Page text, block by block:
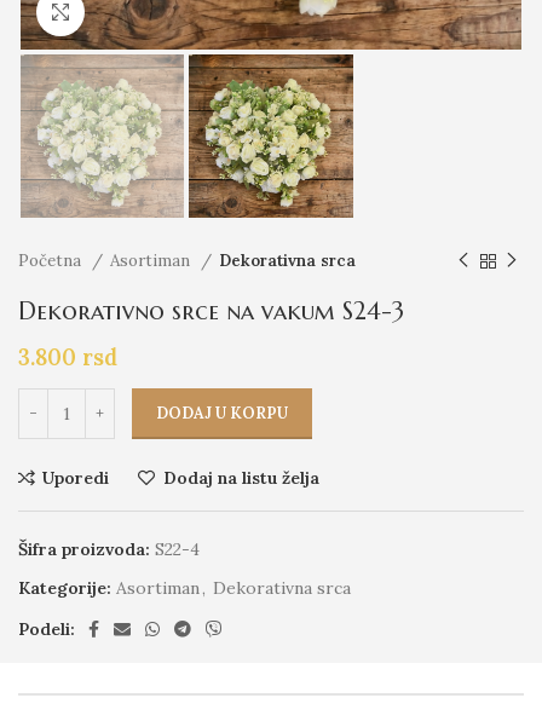
Click to enlarge
Početna Asortiman Dekorativna srca
Dekorativno srce na vakum S24-3
3.800 rsd
DODAJ U KORPU
Uporedi Dodaj na listu želja
Šifra proizvoda: S22-4
Kategorije: Asortiman, Dekorativna srca
Podeli: